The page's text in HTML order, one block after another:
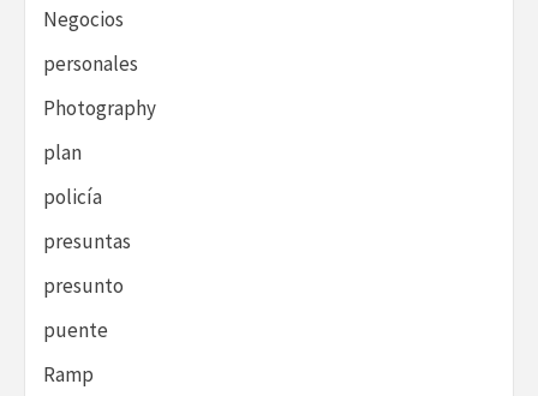
Negocios
personales
Photography
plan
policía
presuntas
presunto
puente
Ramp